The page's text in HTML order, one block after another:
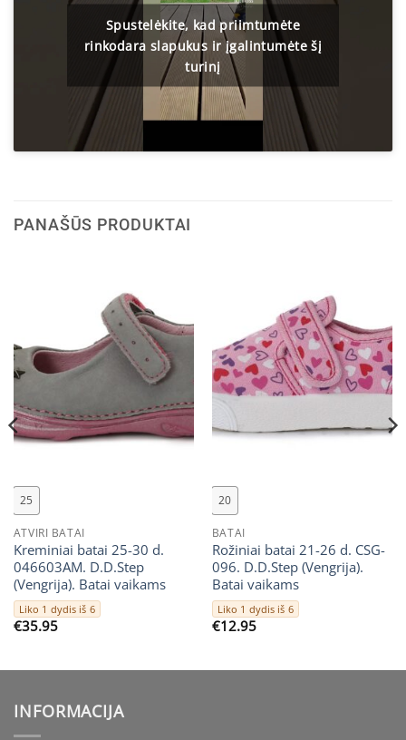
Spustelėkite, kad priimtumėte
rinkodara slapukus ir įgalintumėte šį
turinį
PANAŠŪS PRODUKTAI
25
ATVIRI BATAI
Kreminiai batai 25-30 d.
046603AM. D.D.Step
(Vengrija). Batai vaikams
Liko 1 dydis iš 6
€35.95
20
BATAI
Rožiniai batai 21-26 d. CSG-
096. D.D.Step (Vengrija).
Batai vaikams
Liko 1 dydis iš 6
€12.95
INFORMACIJA